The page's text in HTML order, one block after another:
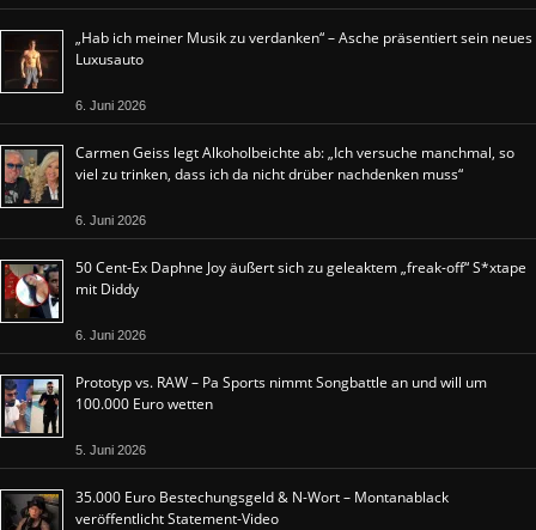
„Hab ich meiner Musik zu verdanken“ – Asche präsentiert sein neues
Luxusauto
6. Juni 2026
Carmen Geiss legt Alkoholbeichte ab: „Ich versuche manchmal, so
viel zu trinken, dass ich da nicht drüber nachdenken muss“
6. Juni 2026
50 Cent-Ex Daphne Joy äußert sich zu geleaktem „freak-off“ S*xtape
mit Diddy
6. Juni 2026
Prototyp vs. RAW – Pa Sports nimmt Songbattle an und will um
100.000 Euro wetten
5. Juni 2026
35.000 Euro Bestechungsgeld & N-Wort – Montanablack
veröffentlicht Statement-Video